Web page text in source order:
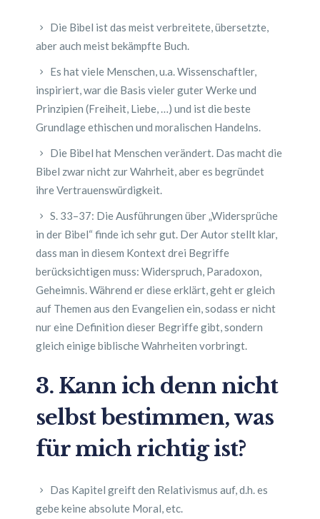
Die Bibel ist das meist verbreitete, übersetzte,
aber auch meist bekämpfte Buch.
Es hat viele Menschen, u.a. Wissenschaftler,
inspiriert, war die Basis vieler guter Werke und
Prinzipien (Freiheit, Liebe, …) und ist die beste
Grundlage ethischen und moralischen Handelns.
Die Bibel hat Menschen verändert. Das macht die
Bibel zwar nicht zur Wahrheit, aber es begründet
ihre Vertrauenswürdigkeit.
S. 33–37: Die Ausführungen über „Widersprüche
in der Bibel“ finde ich sehr gut. Der Autor stellt klar,
dass man in diesem Kontext drei Begriffe
berücksichtigen muss: Widerspruch, Paradoxon,
Geheimnis. Während er diese erklärt, geht er gleich
auf Themen aus den Evangelien ein, sodass er nicht
nur eine Definition dieser Begriffe gibt, sondern
gleich einige biblische Wahrheiten vorbringt.
3. Kann ich denn nicht
selbst bestimmen, was
für mich richtig ist?
Das Kapitel greift den Relativismus auf, d.h. es
gebe keine absolute Moral, etc.